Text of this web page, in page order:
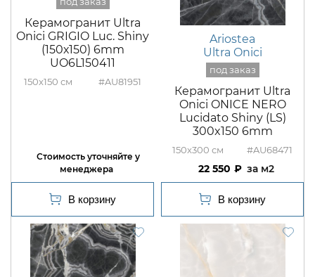
Керамогранит Ultra
Onici GRIGIO Luc. Shiny
(150х150) 6mm
UO6L150411
150x150 #AU81951
Ariostea
Ultra Onici
Керамогранит Ultra
Onici ONICE NERO
Lucidato Shiny (LS)
300x150 6mm
150x300 #AU68471
22 550 м2